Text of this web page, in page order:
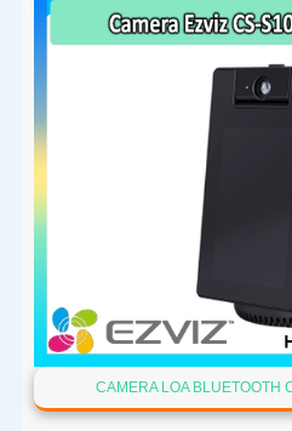
CAMERA LOA BLUETOOTH